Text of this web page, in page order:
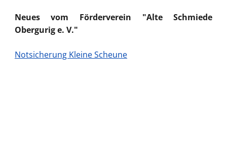
Neues vom Förderverein "Alte Schmiede
Obergurig e. V."
Notsicherung Kleine Scheune